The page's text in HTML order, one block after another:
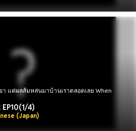
แต่ผลส้มหล่นมาบ้านเราตลอดเลย When
4)
(Japan)